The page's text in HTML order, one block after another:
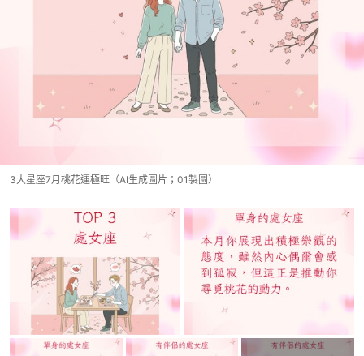
3大星座7月桃花運極旺（AI生成圖片；01製圖）